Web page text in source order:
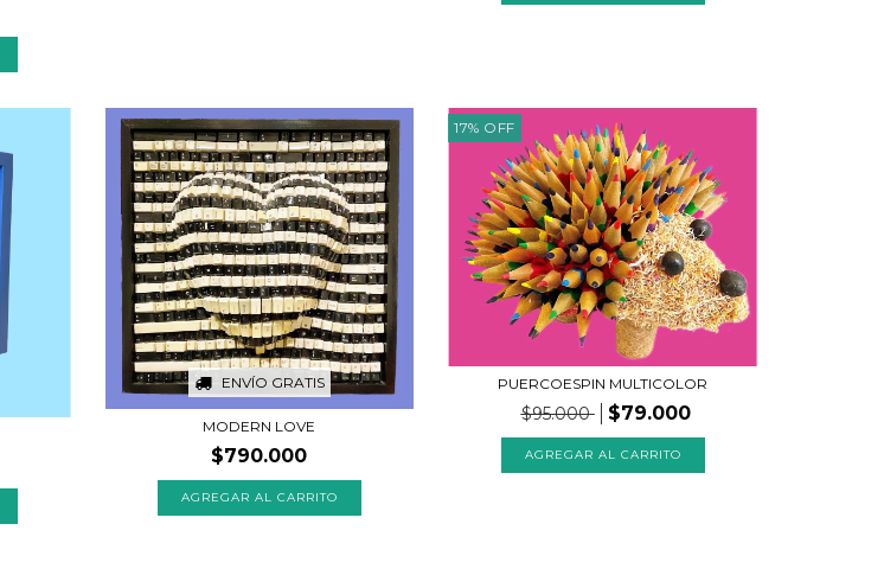
ENVÍO GRATIS
MODERN LOVE
$790.000
17% OFF
PUERCOESPIN MULTICOLOR
$95.000 $79.000
AGREGAR AL CARRITO